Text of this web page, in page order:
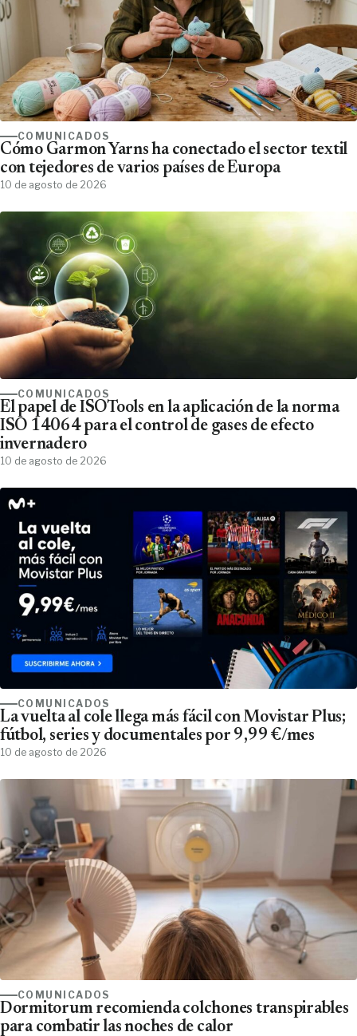
COMUNICADOS
Cómo Garmon Yarns ha conectado el sector textil
con tejedores de varios países de Europa
10 de agosto de 2026
COMUNICADOS
El papel de ISOTools en la aplicación de la norma
ISO 14064 para el control de gases de efecto
invernadero
10 de agosto de 2026
COMUNICADOS
La vuelta al cole llega más fácil con Movistar Plus;
fútbol, series y documentales por 9,99 €/mes
10 de agosto de 2026
COMUNICADOS
Dormitorum recomienda colchones transpirables
para combatir las noches de calor